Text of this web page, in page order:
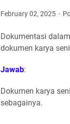
February 02, 2025
Dokumentasi
dokumen karya
Jawab:
Dokumen karya
sebagainya.